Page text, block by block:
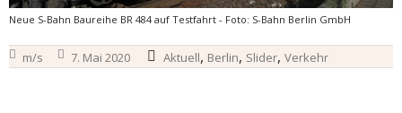
Neue S-Bahn Baureihe BR 484 auf Testfahrt - Foto: S-Bahn Berlin GmbH
m/s 7. Mai 2020 Aktuell, Berlin, Slider, Verkehr